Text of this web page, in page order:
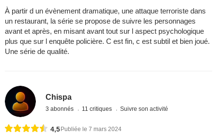
À partir d un évènement dramatique, une attaque terroriste dans
un restaurant, la série se propose de suivre les personnages
avant et après, en misant avant tout sur l aspect psychologique
plus que sur l enquête policière. C est fin, c est subtil et bien joué.
Une série de qualité.
Chispa
3 abonnés 11 critiques Suivre son activité
4,5Publiée le 7 mars 2024